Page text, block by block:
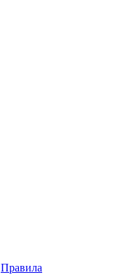
Правила